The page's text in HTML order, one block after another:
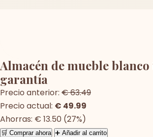
Almacén de mueble blanco
garantía
Precio anterior: € 63.49
Precio actual: € 49.99
Ahorras: € 13.50 (27%)
🛒 Comprar ahora ➕ Añadir al carrito